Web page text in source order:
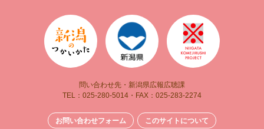
問い合わせ先・新潟県広報広聴課
TEL：025-280-5014・FAX：025-283-2274
お問い合わせフォーム このサイトについて